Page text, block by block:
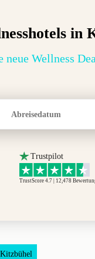
in
neue Wellness
Abreisedatum
Trustpilot
TrustScore 4.7 | 12,478